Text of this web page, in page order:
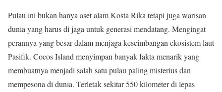
Pulau ini bukan hanya aset alam Kosta Rika tetapi juga warisan
dunia yang harus di jaga untuk generasi mendatang. Mengingat
perannya yang besar dalam menjaga keseimbangan ekosistem laut
Pasifik. Cocos Island menyimpan banyak fakta menarik yang
membuatnya menjadi salah satu pulau paling misterius dan
mempesona di dunia. Terletak sekitar 550 kilometer di lepas